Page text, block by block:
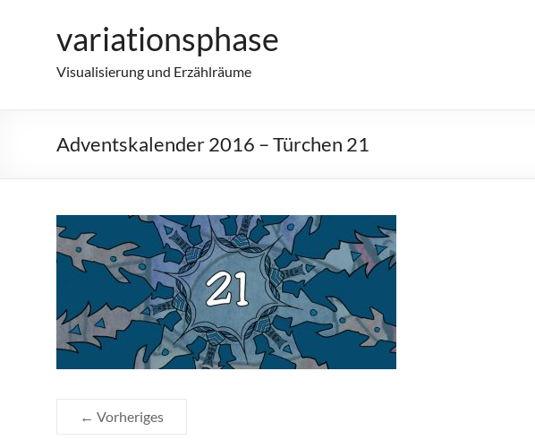
variationsphase
Visualisierung und Erzählräume
Adventskalender 2016 – Türchen 21
← Vorheriges